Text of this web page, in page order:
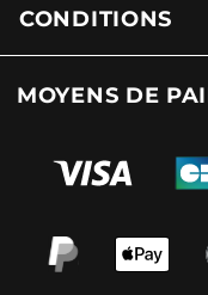
CONDITIONS
MOYENS DE